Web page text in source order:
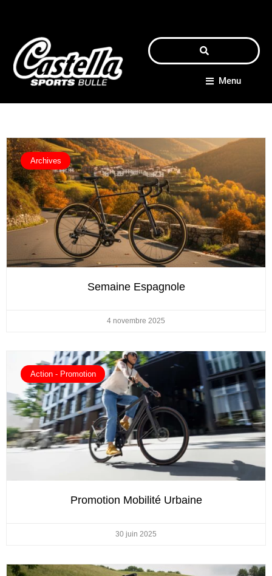
Menu
Archives
Semaine Espagnole
4 novembre 2025
Action - Promotion
Promotion Mobilité Urbaine
30 juin 2025